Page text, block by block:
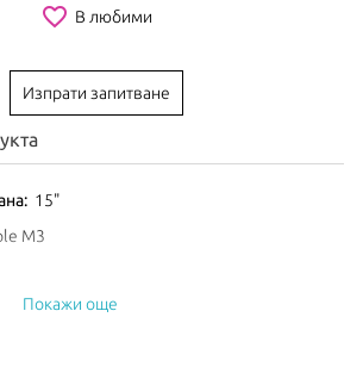
favorite_border В любими
Изпрати запитване
15"
M3
SSD
Покажи още